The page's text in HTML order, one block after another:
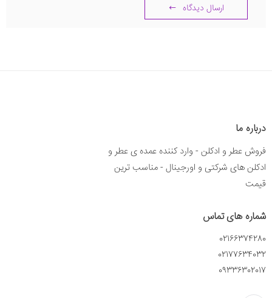
ارسال دیدگاه
درباره ما
فروش عطر و ادکلن - وارد کننده عمده ی عطر و
ادکلن های شرکتی و اورجینال - مناسب ترین
قیمت
شماره های تماس
02166374280
02177634032
09336302017